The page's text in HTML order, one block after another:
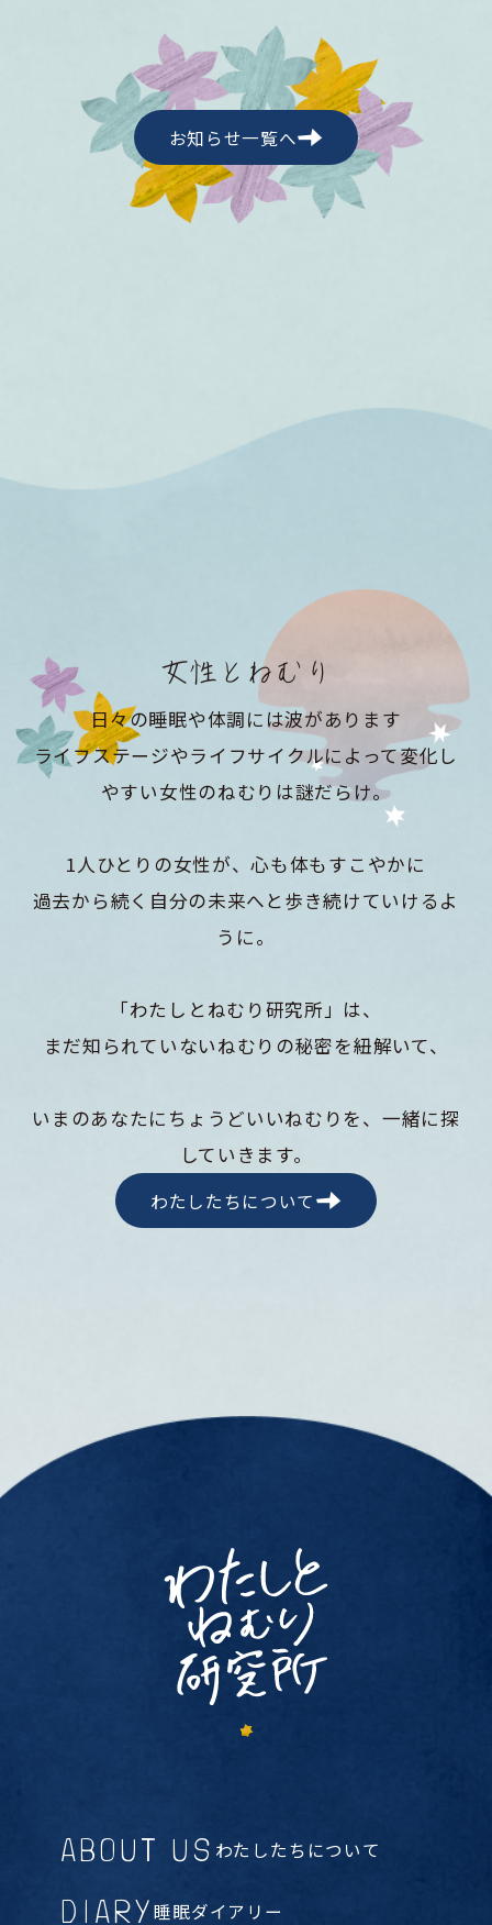
お知らせ一覧へ
女性とねむり
日々の睡眠や体調には波があります
ライフステージやライフサイクルによって変化し
やすい女性のねむりは謎だらけ。
1人ひとりの女性が、心も体もすこやかに
過去から続く自分の未来へと歩き続けていけるよ
うに。
「わたしとねむり研究所」は、
まだ知られていないねむりの秘密を紐解いて、
いまのあなたにちょうどいいねむりを、一緒に探
していきます。
わたしたちについて
ABOUT US わたしたちについて
DIARY睡眠ダイアリー